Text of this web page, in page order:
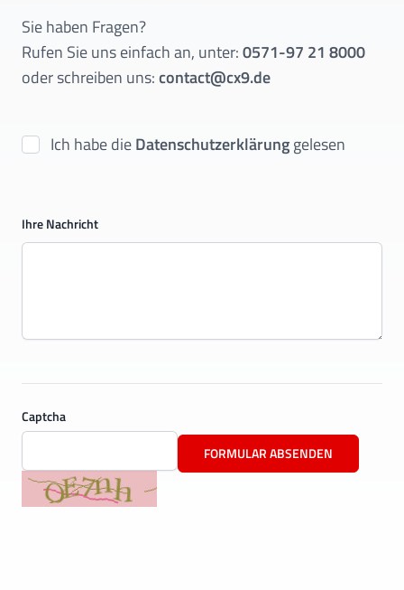
Sie haben Fragen?
Rufen Sie uns einfach an, unter:0571-97 21 8000
oder schreiben uns:contact@cx9.de
Ich habe dieDatenschutzerklärunggelesen
Ihre Nachricht
Captcha
FORMULAR ABSENDEN